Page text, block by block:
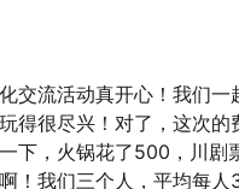
交流活动真开心！我们一
得很尽兴！对了，这次的
下，火锅花了500，川剧
！我们三个人，平均每人